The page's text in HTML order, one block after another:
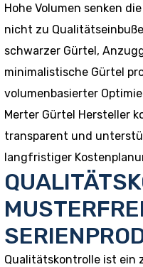
Hohe Volumen senken
nicht zu
schwarzer Gürtel,
minimalistische Gürtel
volumenbasierter
Merter Gürtel Hersteller
transparent und
langfristiger
Qualitätskontrolle ist ein